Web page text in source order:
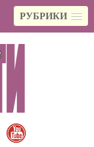
РУБРИКИ